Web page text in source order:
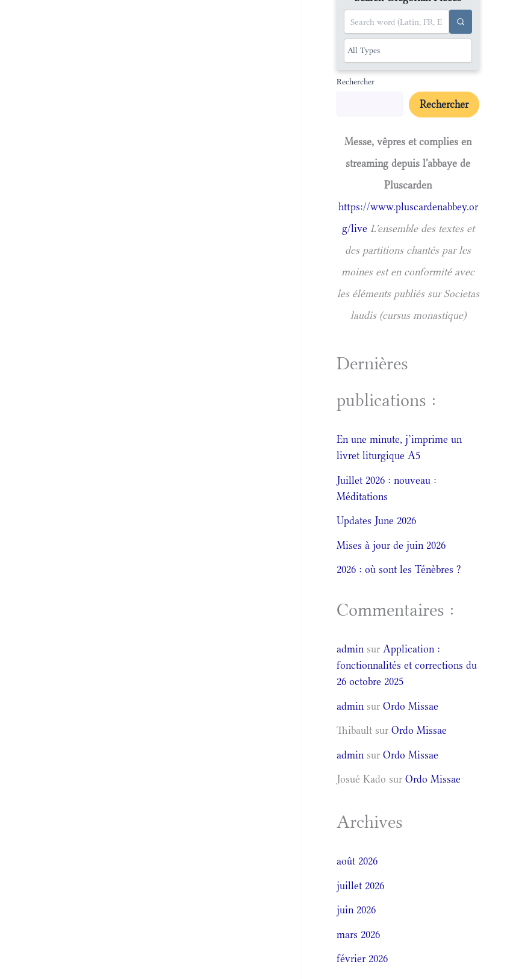
Rechercher
Rechercher
Messe, vêpres et complies en
streaming depuis l'abbaye de
Pluscarden
https://www.pluscardenabbey.or
g/live L'ensemble des textes et
des partitions chantés par les
moines est en conformité avec
les éléments publiés sur Societas
laudis (cursus monastique)
Dernières
publications :
En une minute, j’imprime un
livret liturgique A5
Juillet 2026 : nouveau :
Méditations
Updates June 2026
Mises à jour de juin 2026
2026 : où sont les Ténèbres ?
Commentaires :
admin surApplication :
fonctionnalités et corrections du
26 octobre 2025
admin surOrdo Missae
Thibault surOrdo Missae
admin surOrdo Missae
Josué Kado surOrdo Missae
Archives
août 2026
juillet 2026
juin 2026
mars 2026
février 2026